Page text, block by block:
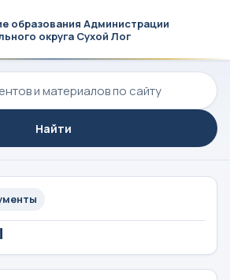
образования Администрации
округа Сухой Лог
Найти